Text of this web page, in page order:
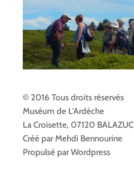
© 2016 Tous droits réservés
Muséum de L'Ardèche
La Croisette, 07120 BALAZUC
Créé par Mehdi Bennourine
Propulsé par Wordpress